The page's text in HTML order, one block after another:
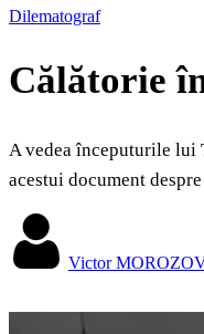
Dilematograf
Călătorie
A vedea începuturile lui
acestui document
Victor